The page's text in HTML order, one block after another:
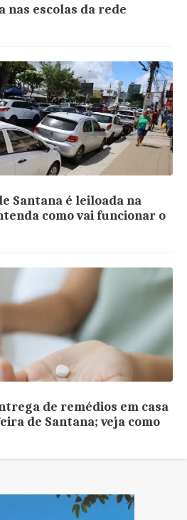
nas escolas da rede
Santana é leiloada na
como vai funcionar o
de remédios em casa
de Santana; veja como